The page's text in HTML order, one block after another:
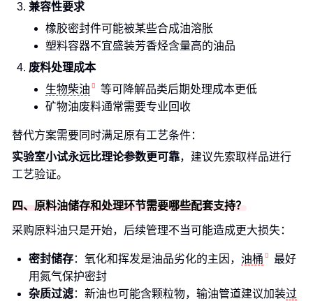
兼容性要求
橡胶密封件可能被某些合成油溶胀
塑料容器不宜盛装芳香烃含量高的油品
废料处理成本
生物柴油
等可降解品类后期处理成本更低
矿物油废料通常需要专业回收
替代方案需要同时满足原有工艺条件：
实验室小试永远比理论参数更可靠，建议先索取样品进行
工艺验证。
四、原料油储存和处理环节需要哪些配套支持？
采购原料油只是开始，后续管理不当可能造成更大损失：
密封储存：氧化和挥发是油品劣化的主因， 油桶
最好
用氮气保护密封
杂质过滤：新油也可能含颗粒物，输油管道建议加装过